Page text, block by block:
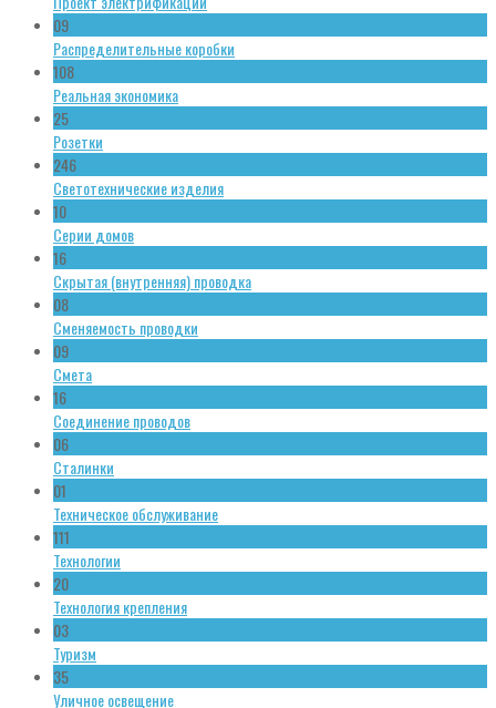
09
Распределительные коробки
108
Реальная экономика
25
Розетки
246
Светотехнические изделия
10
Серии домов
16
Скрытая (внутренняя) проводка
08
Сменяемость проводки
09
Смета
16
Соединение проводов
06
Сталинки
01
Техническое обслуживание
111
Технологии
20
Технология крепления
03
Туризм
35
Уличное освещение